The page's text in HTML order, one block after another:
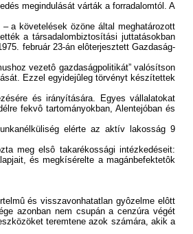
megindulását várták a forradalomtól. A
a követelések özöne által meghatározott
a társadalombiztosítási juttatásokban
február 23-án elôterjesztett Gazdaság-
vezetô gazdaságpolitikát” valósítson
Ezzel egyidejûleg törvényt készítettek
és irányítására. Egyes vállalatokat
fekvô tartományokban, Alentejóban és
elérte az aktív lakosság 9
meg elsô takarékossági intézkedéseit:
és megkísérelte a magánbefektetôk
és visszavonhatatlan gyôzelme elôtt
azonban nem csupán a cenzúra végét
teremtene azok számára, akik a